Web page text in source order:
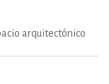
arquitectónico